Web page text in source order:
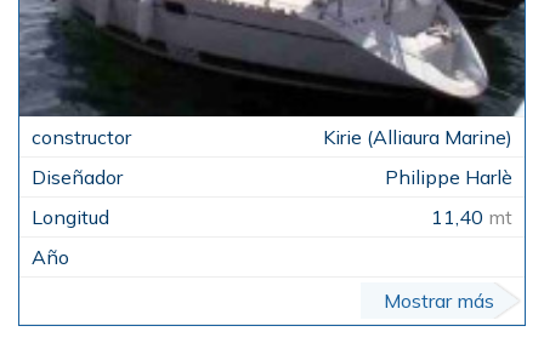
Kirie (Alliaura Marine)
Philippe Harlè
11,40 mt
Mostrar más